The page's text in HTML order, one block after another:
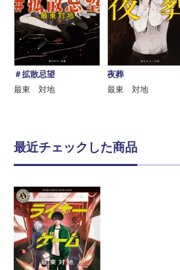
＃拡散忌望
最東 対地
夜葬
最東 対地
最近チェックした商品